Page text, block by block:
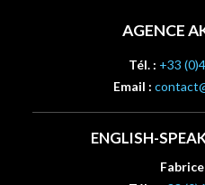
AGENCE
Tél. : +33
Email :
ENGLISH-